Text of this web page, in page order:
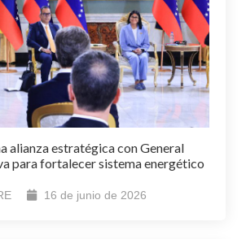
alianza estratégica con General
para fortalecer sistema energético
16 de junio de 2026